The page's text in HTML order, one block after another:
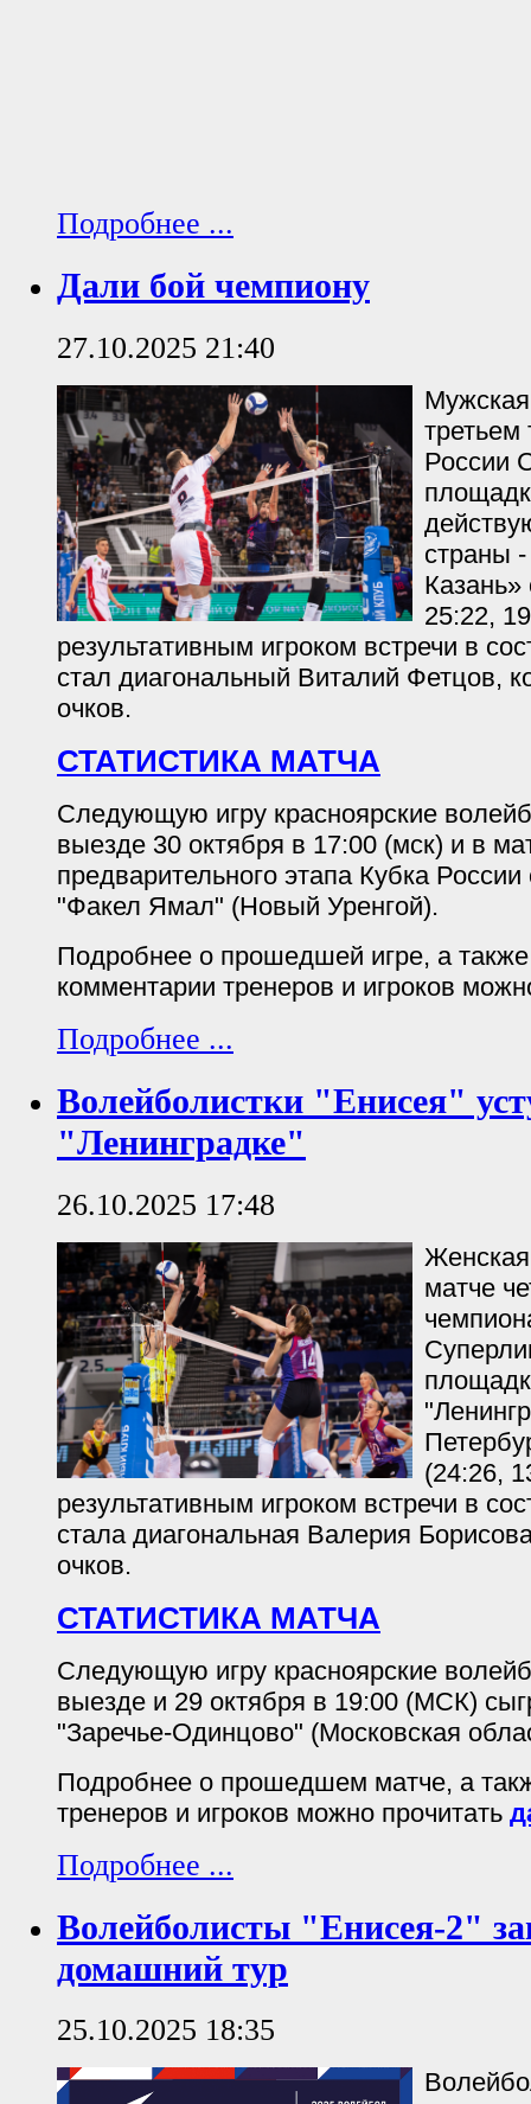
Подробнее ...
Дали бой чемпиону
27.10.2025 21:40
третьем
России
страны
Казань»
25:22,
результативным игроком встречи в
стал диагональный Виталий Фетцов,
очков.
СТАТИСТИКА МАТЧА
Следующую игру красноярские
выезде 30 октября в 17:00 (мск) и в
предварительного этапа Кубка
"Факел Ямал" (Новый Уренгой).
Подробнее о прошедшей игре, а
комментарии тренеров и игроков
Подробнее ...
Волейболистки "Енисея"
"Ленинградке"
26.10.2025 17:48
матче
(24:26,
результативным игроком встречи в
стала диагональная Валерия
очков.
СТАТИСТИКА МАТЧА
Следующую игру красноярские
выезде и 29 октября в 19:00 (МСК)
"Заречье-Одинцово" (Московская
Подробнее о прошедшем матче, а
тренеров и игроков можно прочитать
Подробнее ...
Волейболисты "Енисея-2"
домашний тур
25.10.2025 18:35